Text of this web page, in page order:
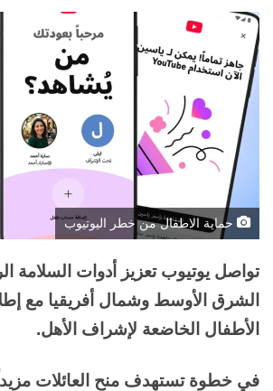
حماية الاطفال من خطر اليوتيوب
تواصل يوتيوب تعزيز أدوات السلامة
الشرق الأوسط وشمال أفريقيا مع
الأطفال الخاضعة لإشراف الأهل.
في خطوة تستهدف منح العائلات